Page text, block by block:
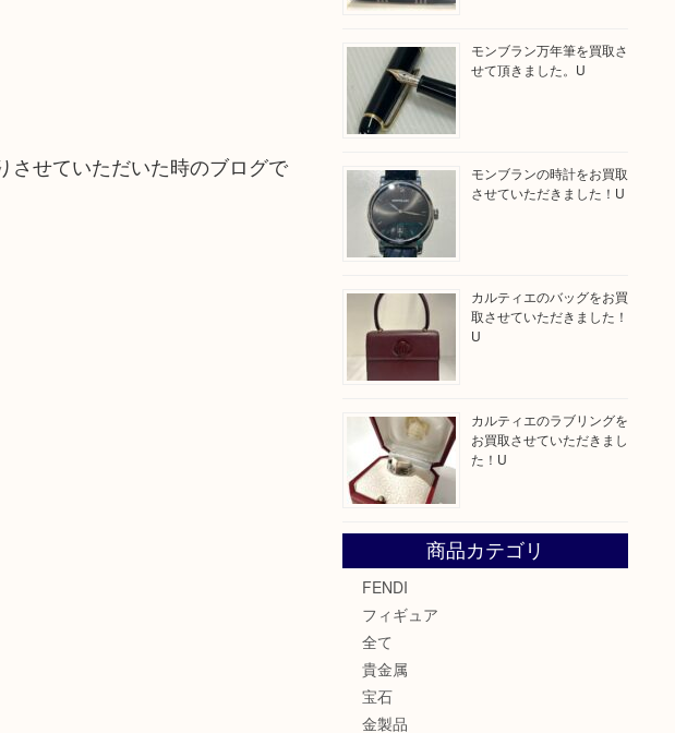
させていただいた時のブログで
モンブラン万年筆を買取さ
せて頂きました。U
モンブランの時計をお買取
させていただきました！U
カルティエのバッグをお買
取させていただきました！
U
カルティエのラブリングを
お買取させていただきまし
た！U
商品カテゴリ
FENDI
フィギュア
全て
貴金属
宝石
金製品